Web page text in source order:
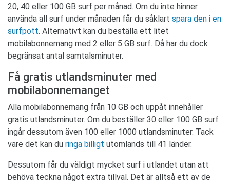
20, 40 eller 100 GB surf per månad. Om du inte hinner
använda all surf under månaden får du såklart spara den i en
surfpott. Alternativt kan du beställa ett litet
mobilabonnemang med 2 eller 5 GB surf. Då har du dock
begränsat antal samtalsminuter.
Få gratis utlandsminuter med
mobilabonnemanget
Alla mobilabonnemang från 10 GB och uppåt innehåller
gratis utlandsminuter. Om du beställer 30 eller 100 GB surf
ingår dessutom även 100 eller 1000 utlandsminuter. Tack
vare det kan du ringa billigt utomlands till 41 länder.
Dessutom får du väldigt mycket surf i utlandet utan att
behöva teckna något extra tillval. Det är alltså ett av de